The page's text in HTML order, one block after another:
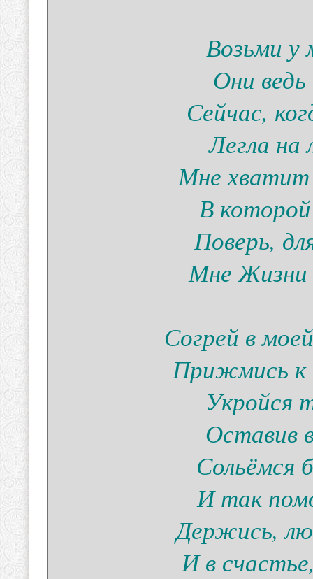
Возьми у
Они
Сейчас,
Легла на
Мне хватит
В
Поверь,
Мне
Согрей в
Прижмись к
Укройся
Оставив
Сольёмся
И так
Держись,
И в